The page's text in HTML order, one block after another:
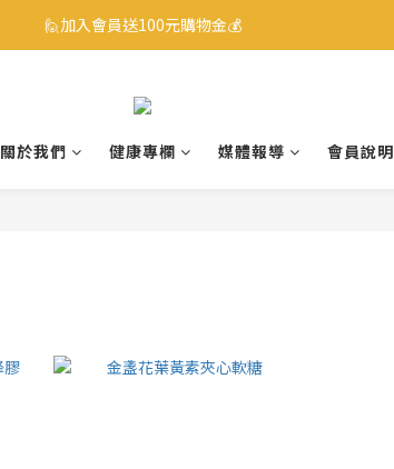
☎ 0800-530-885 訂購服務專線
🙋加入會員送100元購物金💰
關於我們 健康專欄 媒體報導 會員說明